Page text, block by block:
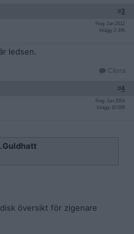
#3
Reg: Jan 2012
Inlägg: 2 346
ledsen.
Citera
#4
Reg: Jun 2004
Inlägg: 10 089
översikt för zigenare